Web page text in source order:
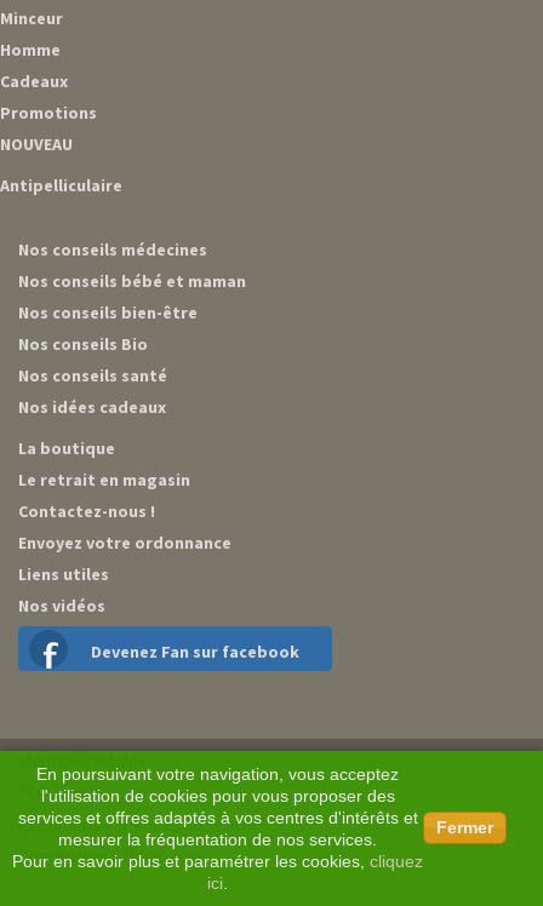
Minceur
Homme
Cadeaux
Promotions
NOUVEAU
Antipelliculaire
Nos conseils médecines
Nos conseils bébé et maman
Nos conseils bien-être
Nos conseils Bio
Nos conseils santé
Nos idées cadeaux
La boutique
Le retrait en magasin
Contactez-nous !
Envoyez votre ordonnance
Liens utiles
Nos vidéos
Devenez Fan sur facebook
En poursuivant votre navigation, vous acceptez
l'utilisation de cookies pour vous proposer des
services et offres adaptés à vos centres d'intérêts et
mesurer la fréquentation de nos services.
Pour en savoir plus et paramétrer les cookies, cliquez
ici
Fermer
Plan du site
Conditions générales de vente
Conception BM Services